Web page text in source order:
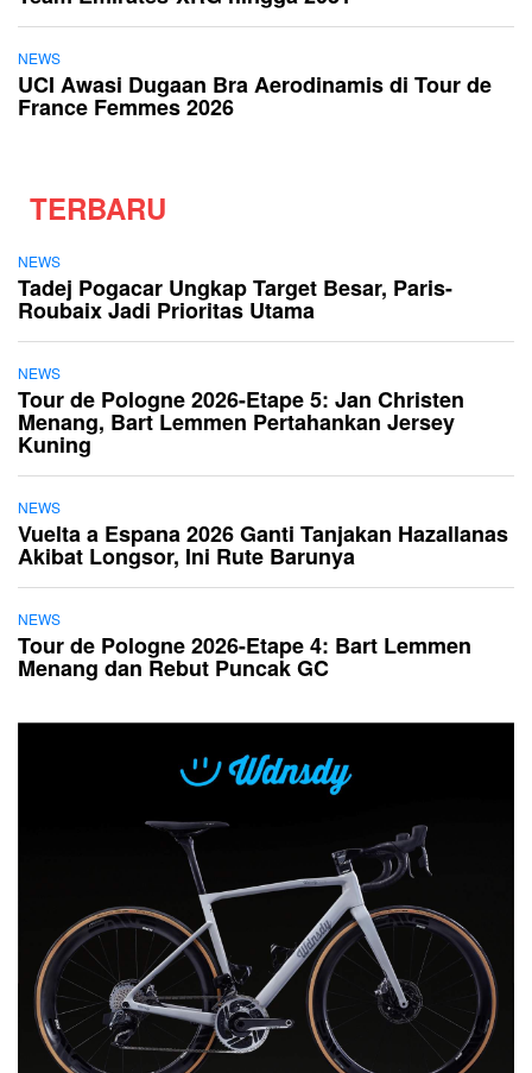
NEWS
UCI Awasi Dugaan Bra Aerodinamis di Tour de
France Femmes 2026
TERBARU
NEWS
Tadej Pogacar Ungkap Target Besar, Paris-
Roubaix Jadi Prioritas Utama
NEWS
Tour de Pologne 2026-Etape 5: Jan Christen
Menang, Bart Lemmen Pertahankan Jersey
Kuning
NEWS
Vuelta a Espana 2026 Ganti Tanjakan Hazallanas
Akibat Longsor, Ini Rute Barunya
NEWS
Tour de Pologne 2026-Etape 4: Bart Lemmen
Menang dan Rebut Puncak GC